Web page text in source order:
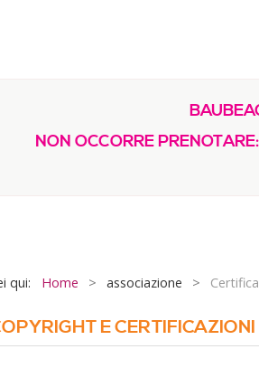
NON OCCORRE
qui: Home > associazione >
E CERTIFICAZIONI